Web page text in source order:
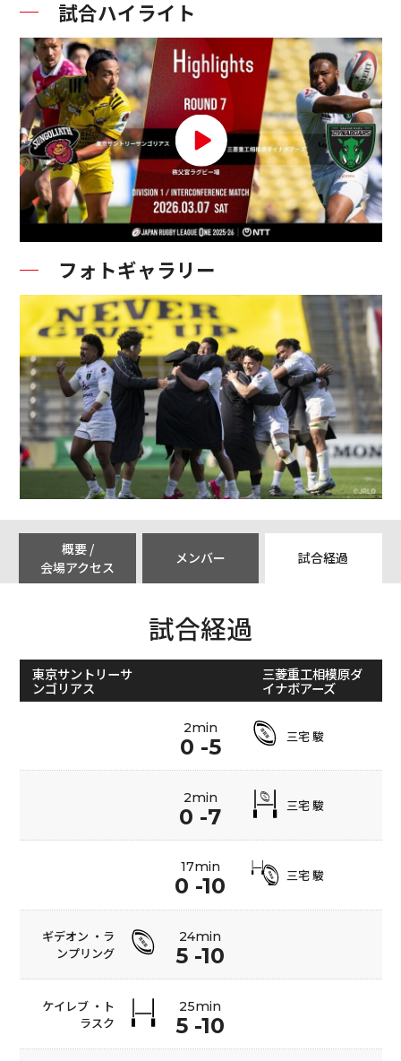
試合ハイライト
フォトギャラリー
概要 /
会場アクセス
メンバー 試合経過
試合経過
東京サントリーサ
ンゴリアス
三菱重工相模原ダ
イナボアーズ
2min
0 -5 三宅 駿
2min
0 -7 三宅 駿
17min
0 -10 三宅 駿
ギデオン ・ラ
ンプリング
24min
5 -10
ケイレブ ・ト
ラスク
25min
5 -10